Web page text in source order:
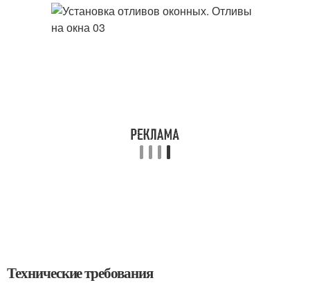
Технические требования